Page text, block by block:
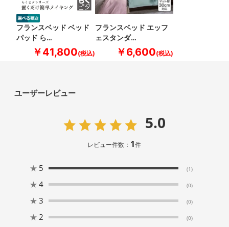
フランスベッド ベッド
パッド ら…
￥41,800
フランスベッド エッフ
ェスタンダ…
￥6,600
ユーザーレビュー
5.0
レビュー件数： 1件
★ 5 (1)
★ 4 (0)
★ 3 (0)
★ 2 (0)